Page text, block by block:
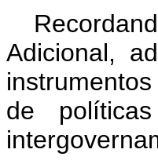
Adicional,
de